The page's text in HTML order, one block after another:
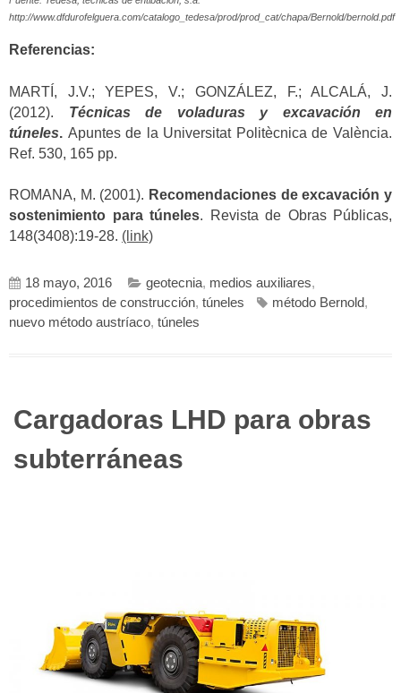
http://www.dfdurofelguera.com/catalogo_tedesa/prod/prod_cat/chapa/Bernold/bernold.pdf
Referencias:
MARTÍ, J.V.; YEPES, V.; GONZÁLEZ, F.; ALCALÁ, J.
(2012). Técnicas de voladuras y excavación en
túneles. Apuntes de la Universitat Politècnica de València.
Ref. 530, 165 pp.
ROMANA, M. (2001). Recomendaciones de excavación y
sostenimiento para túneles. Revista de Obras Públicas,
148(3408):19-28. (link)
18 mayo, 2016 geotecnia, medios auxiliares,
procedimientos de construcción, túneles método Bernold,
nuevo método austríaco, túneles
Cargadoras LHD para obras
subterráneas